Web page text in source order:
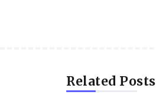
Related Posts